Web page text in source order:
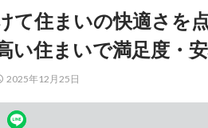
て住まいの快適さ
い住まいで満足度・
2025年12月25日